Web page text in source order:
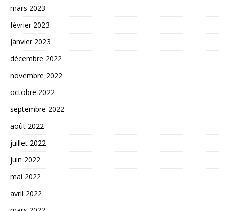
mars 2023
février 2023
janvier 2023
décembre 2022
novembre 2022
octobre 2022
septembre 2022
août 2022
juillet 2022
juin 2022
mai 2022
avril 2022